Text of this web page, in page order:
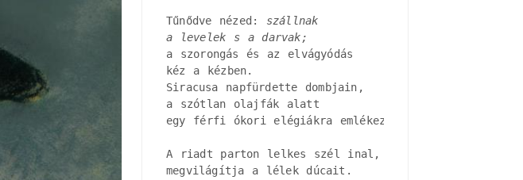
Tűnődve nézed: szállnak
a levelek s a darvak;
a szorongás és az elvágyódás
kéz a kézben.
Siracusa napfürdette dombjain,
a szótlan olajfák alatt
egy férfi ókori elégiákra emlékezik.
A riadt parton lelkes szél inal,
megvilágítja a lélek dúcait.